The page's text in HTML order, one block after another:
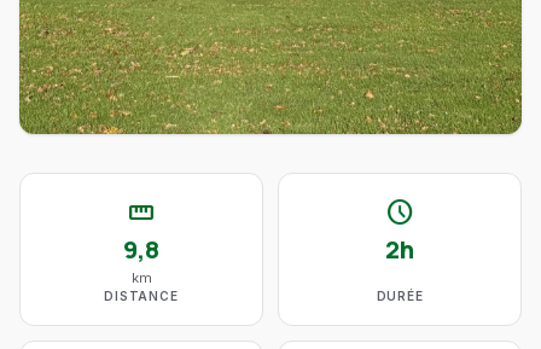
straighten
9,8
km
DISTANCE
schedule
2h
DURÉE